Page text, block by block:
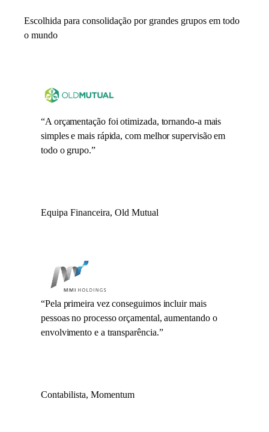
Escolhida para consolidação por grandes grupos em todo
o mundo
“A orçamentação foi otimizada, tornando-a mais
simples e mais rápida, com melhor supervisão em
todo o grupo.”
Equipa Financeira, Old Mutual
“Pela primeira vez conseguimos incluir mais
pessoas no processo orçamental, aumentando o
envolvimento e a transparência.”
Contabilista, Momentum